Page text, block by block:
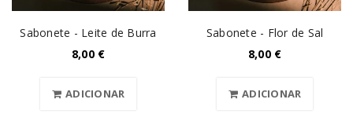
Sabonete - Leite de Burra
8,00 €
ADICIONAR
Sabonete - Flor de Sal
8,00 €
ADICIONAR